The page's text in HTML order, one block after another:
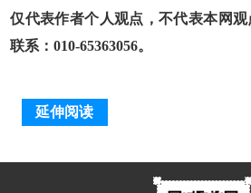
仅代表作者个人观点，不代表本网
联系：010-65363056。
延伸阅读